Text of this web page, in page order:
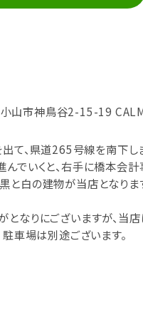
山市神鳥谷2-15-19
て、県道265号線を南下し
でいくと、右手に橋本会
と白の建物が当店となりま
なりにございますが、当
車場は別途ございます。